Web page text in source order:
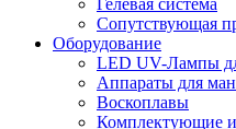
Гелевая система
Сопутствующая
Оборудование
LED UV-Лампы
Аппараты для
Воскоплавы
Комплектующие и